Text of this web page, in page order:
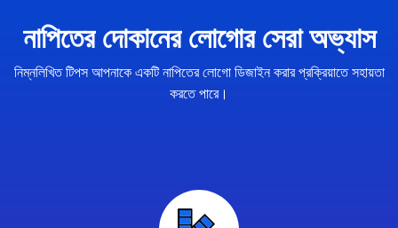
নাপিতের দোকানের লোগোর সেরা অভ্যাস
নিম্নলিখিত টিপস আপনাকে একটি নাপিতের লোগো ডিজাইন করার প্রক্রিয়াতে সহায়তা
করতে পারে।